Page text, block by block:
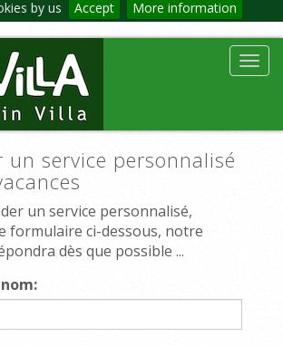
by us Accept More information
un service personnalisé
un service personnalisé,
formulaire ci-dessous, notre
dès que possible ...